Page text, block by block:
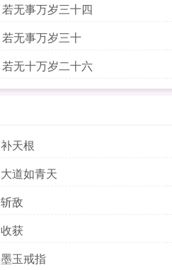
无事万岁三十四
无事万岁三十
无十万岁二十六
天根
道如青天
敌
获
玉戒指